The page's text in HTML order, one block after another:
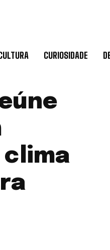
CURIOSIDADE
clima